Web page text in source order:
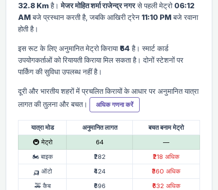
32.8 Kmहै।मे‌‌जर मोहित शर्मा राजेन्द्र नगरसे पहली मेट्रो 06:12
AMबजे प्रस्थान करती है, जबकि आखिरी ट्रेन 11:10 PMबजे रवाना
होती है।
इस रूट के लिए अनुमानित मेट्रो किराया₹64 है। स्मार्ट कार्ड
उपयोगकर्ताओं को रियायती किराया मिल सकता है। दोनों स्टेशनों पर
पार्किंग की सुविधा उपलब्ध नहीं है।
दूरी और भारतीय शहरों में प्रचलित किरायों के आधार पर अनुमानित यात्रा
लागत की तुलना और बचत।
अधिक गणना करें
यात्रा मोड अनुमानित लागत
बचत बनाम मेट्रो
🚇 मेट्रो
₹64
—
🏍 बाइक
₹282
₹218 अधिक
🛺 ऑटो
₹424
₹360 अधिक
🚕 कैब
₹696 ₹632 अधिक